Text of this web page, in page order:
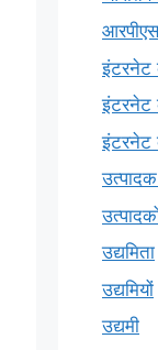
इंटरनेट
इंटरनेट
इंटरनेट
उद्यमिता
उद्यमियों
उद्यमी